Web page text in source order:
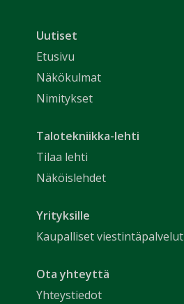
Uutiset
Etusivu
Näkökulmat
Nimitykset
Talotekniikka-lehti
Tilaa lehti
Näköislehdet
Yrityksille
Kaupalliset viestintäpalvelut
Ota yhteyttä
Yhteystiedot